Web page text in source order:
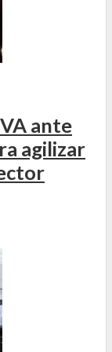
ante
agilizar